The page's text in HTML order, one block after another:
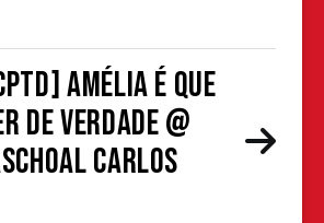
Amélia é que
de verdade @
Carlos